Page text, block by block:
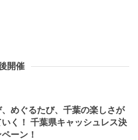
開催
めぐるたび、千葉の楽しさが
く！ 千葉県キャッシュレス決
ーン！